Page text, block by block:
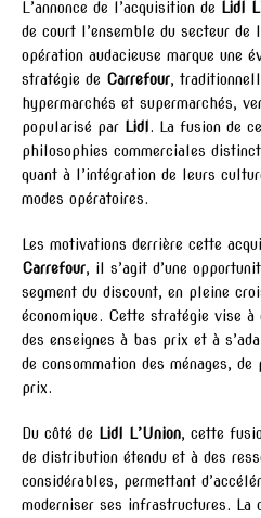
L’annonce de l’acquisition de Lidl
de court l’ensemble du secteur
opération audacieuse marque une
stratégie de Carrefour,
hypermarchés et supermarchés,
popularisé par Lidl . La fusion de
philosophies commerciales
quant à l’intégration de leurs
modes opératoires.
Les motivations derrière cette
Carrefour, il s’agit d’une
segment du discount, en pleine
économique. Cette stratégie vise
des enseignes à bas prix et à
de consommation des ménages,
prix.
Du côté de Lidl L’Union, cette
de distribution étendu et à des
considérables, permettant
moderniser ses infrastructures. La